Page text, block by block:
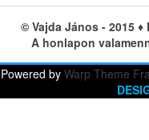
© Vajda János - 2015
A honlapon
Powered by Warp Theme